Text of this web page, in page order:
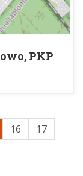
PKP
16
17